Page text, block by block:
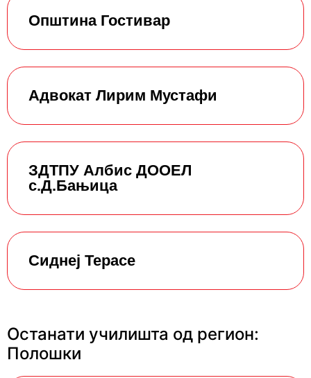
Општина Гостивар
Адвокат Лирим Мустафи
ЗДТПУ Албис ДООЕЛ
с.Д.Бањица
Сиднеј Терасе
Останати училишта од регион:
Полошки